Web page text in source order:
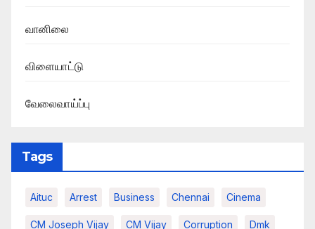
வானிலை
விளையாட்டு
வேலைவாய்ப்பு
Tags
Aituc Arrest Business Chennai Cinema
CM Joseph Vijay CM Vijay Corruption Dmk